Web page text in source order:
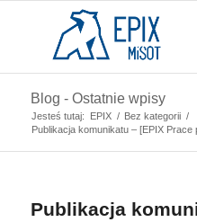
Blog - Ostatnie wpisy
Jesteś tutaj: EPIX / Bez kategorii /
Publikacja komunikatu – [EPIX Prace
Publikacja